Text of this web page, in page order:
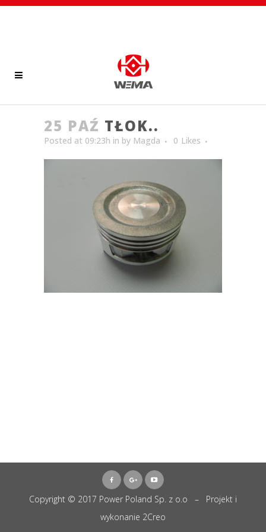
25 PAŹ TŁOK..
Posted at 09:23h in by Magda 0 Likes
Copyright © 2017 Power Poland Sp. z o.o – Projekt i
wykonanie 2Creo